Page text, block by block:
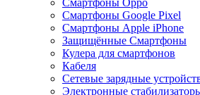
Смартфоны Oppo
Смартфоны Google Pixel
Смартфоны Apple iPhone
Защищённые Смартфоны
Кулера для смартфонов
Кабеля
Сетевые зарядные
Электронные